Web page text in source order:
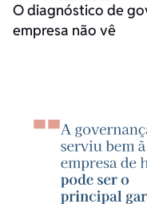
O diagnóstico de
empresa não vê